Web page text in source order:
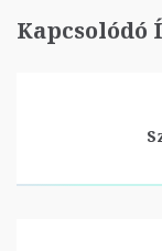
Kapcsolódó